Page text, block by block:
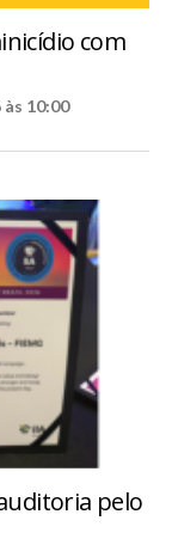
com
10:00
pelo